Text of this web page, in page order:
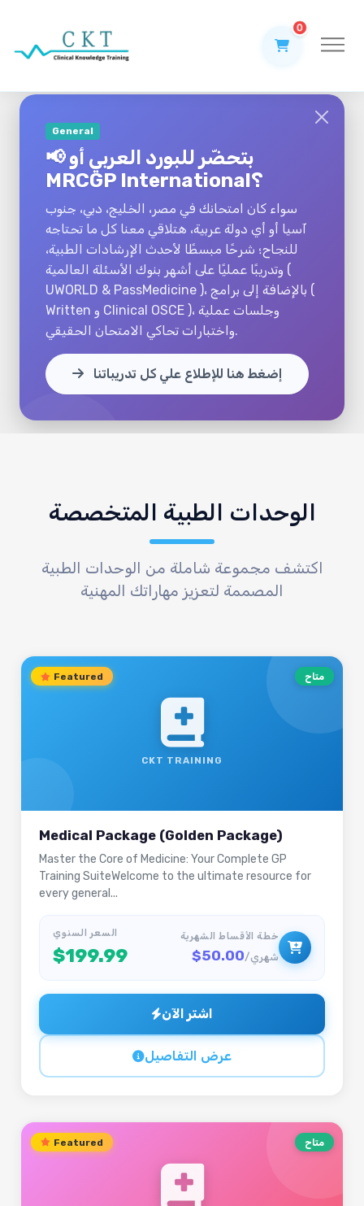
0
General
📢 بتحضّر للبورد العربي أو
MRCGP International؟
سواء كان امتحانك في مصر، الخليج، دبي، جنوب
آسيا أو أي دولة عربية، هتلاقي معنا كل ما تحتاجه
للنجاح؛ شرحًا مبسطًا لأحدث الإرشادات الطبية،
وتدريبًا عمليًا على أشهر بنوك الأسئلة العالمية (
UWORLD & PassMedicine )، بالإضافة إلى برامج (
Written و Clinical OSCE )، وجلسات عملية
واختبارات تحاكي الامتحان الحقيقي.
إضغط هنا للإطلاع علي كل تدريباتنا
الوحدات الطبية المتخصصة
اكتشف مجموعة شاملة من الوحدات الطبية
المصممة لتعزيز مهاراتك المهنية
CKT TRAINING
متاح Featured
Medical Package (Golden Package)
Master the Core of Medicine: Your Complete GP
Training SuiteWelcome to the ultimate resource for
every general...
السعر السنوي
$199.99
خطة الأقساط الشهرية
$50.00 /شهري
اشتر الآن
عرض التفاصيل
متاح Featured